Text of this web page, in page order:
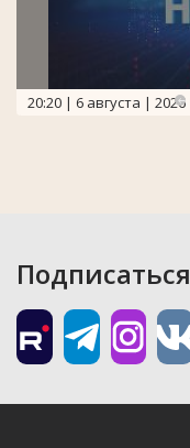
20:20 | 6 августа | 2026
Подписаться